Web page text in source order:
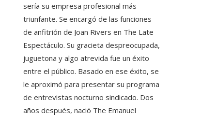
sería su empresa profesional más
triunfante. Se encargó de las funciones
de anfitrión de Joan Rivers en The Late
Espectáculo. Su gracieta despreocupada,
juguetona y algo atrevida fue un éxito
entre el público. Basado en ese éxito, se
le aproximó para presentar su programa
de entrevistas nocturno sindicado. Dos
años después, nació The Emanuel